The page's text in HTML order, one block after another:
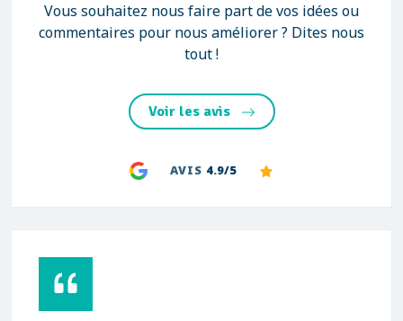
Vous souhaitez nous faire part de vos idées ou
commentaires pour nous améliorer ? Dites nous
tout !
Voir les avis
AVIS 4.9/5